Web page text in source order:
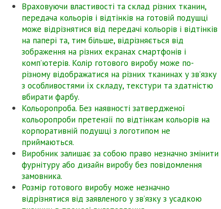
Враховуючи властивості та склад різних тканин,
передача кольорів і відтінків на готовій подушці
може відрізнятися від передачі кольорів і відтінків
на папері та, тим більше, відрізняється від
зображення на різних екранах смартфонів і
комп’ютерів. Колір готового виробу може по-
різному відображатися на різних тканинах у зв’язку
з особливостями їх складу, текстури та здатністю
вбирати фарбу.
Кольоропроба. Без наявності затвердженої
кольоропроби претензії по відтінкам кольорів на
корпоративній подушці з логотипом не
приймаються.
Виробник залишає за собою право незначно змінити
фурнітуру або дизайн виробу без повідомлення
замовника.
Розмір готового виробу може незначно
відрізнятися від заявленого у зв’язку з усадкою